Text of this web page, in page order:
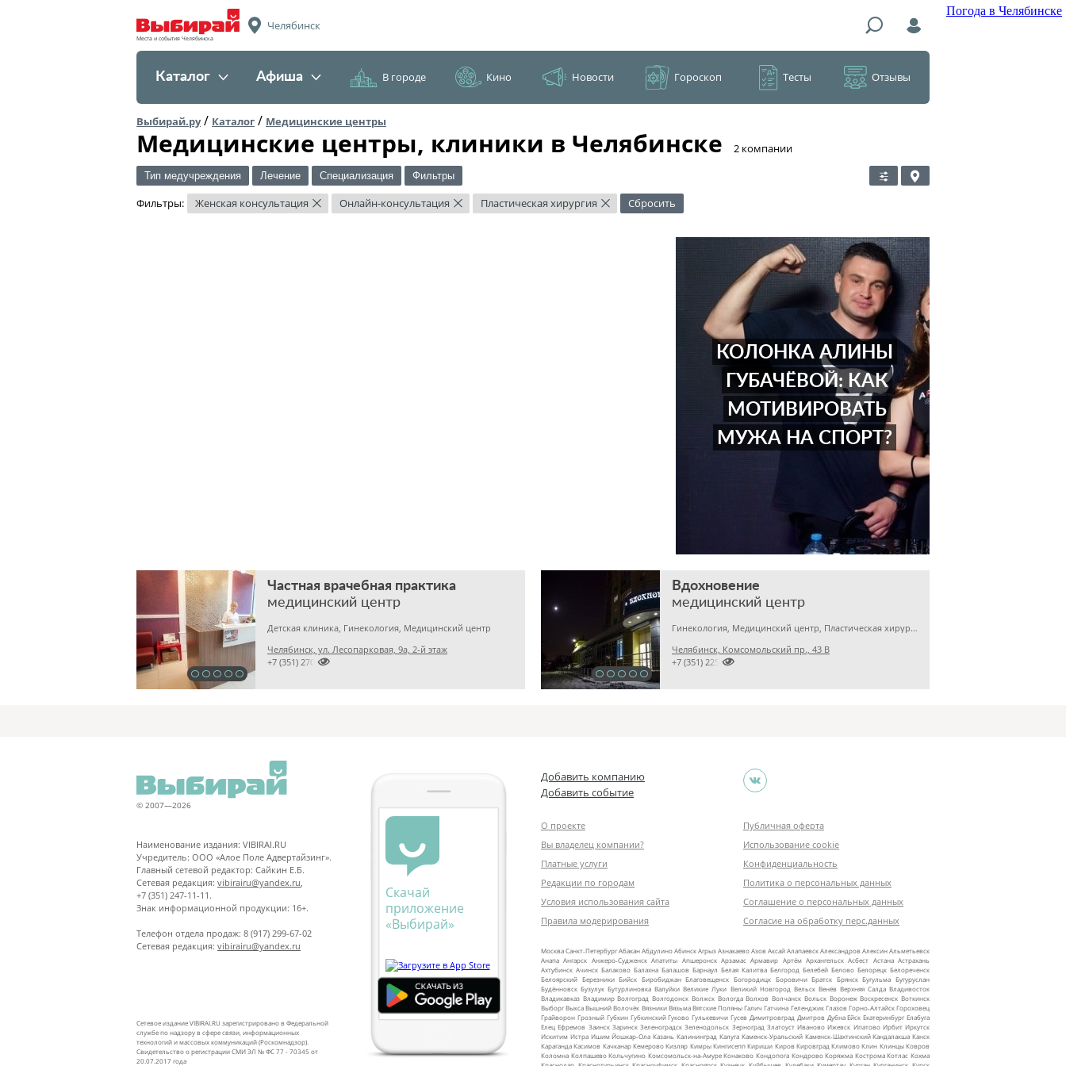
Погода в Челябинске
Места и события Челябинска
Челябинск
Каталог Афиша В городе Кино Новости Гороскоп Тесты Отзывы
Выбирай.ру/ Каталог / Медицинские центры
Медицинские центры, клиники в Челябинске ​2 компании
Тип медучреждения Лечение Специализация Фильтры
Фильтры: Женская консультация × Онлайн-консультация × Пластическая хирургия × Сбросить
КОЛОНКА АЛИНЫ
ГУБАЧЁВОЙ: КАК
МОТИВИРОВАТЬ
МУЖА НА СПОРТ?
Частная врачебная практика
медицинский центр
Детская клиника, Гинекология, Медицинский центр
Челябинск, ул. Лесопарковая, 9а, 2-й этаж

+7 (351) 2700560
Вдохновение
медицинский центр
Гинекология, Медицинский центр, Пластическая хирургия
Челябинск, Комсомольский пр., 43 В

+7 (351) 2253029
© 2007—2026
Наименование издания: VIBIRAI.RU
Учредитель: ООО «Алое Поле Адвертайзинг».
Главный сетевой редактор: Сайкин Е.Б.
Сетевая редакция: vibirairu@yandex.ru
+7 (351) 247-11-11.
Знак информационной продукции: 16+.
Телефон отдела продаж: 8 (917) 299-67-02
Сетевая редакция: vibirairu@yandex.ru
Сетевое издание VIBIRAI.RU зарегистрировано в Федеральной
службе по надзору в сфере связи, информационных
технологий и массовых коммуникаций (Роскомнадзор).
Свидетельство о регистрации СМИ ЭЛ № ФС 77 - 70345 от
20.07.2017 года
Скачай
приложение
«Выбирай»
Добавить компанию
Добавить событие
О проекте
Вы владелец компании?
Платные услуги
Редакции по городам
Условия использования сайта
Правила модерирования
Публичная оферта
Использование cookie
Конфиденциальность
Политика о персональных данных
Соглашение о персональных данных
Согласие на обработку перс.данных
МоскваСанкт‑ПетербургАбаканАбдулиноАбинскАгрызАзнакаевоАзовАксайАлапаевскАлександровАлексинАльметьевск
Анапа Ангарск Анжеро‑Судженск Апатиты Апшеронск Арзамас Армавир Артём Архангельск Асбест Астана Астрахань
Ахтубинск Ачинск Балаково Балахна Балашов Барнаул Белая Калитва Белгород Белебей Белово Белорецк Белореченск
Белоярский Березники Бийск Биробиджан Благовещенск Богородицк Боровичи Братск Брянск Бугульма Бугуруслан
Будённовск Бузулук Бутурлиновка Валуйки Великие Луки Великий Новгород Вельск Венёв Верхняя Салда Владивосток
Владикавказ Владимир Волгоград Волгодонск Волжск Вологда Волхов Волчанск Вольск Воронеж Воскресенск Воткинск
ВыборгВыкса Вышний Волочёк Вязники Вязьма Вятские Поляны Галич Гатчина Геленджик Глазов Горно‑АлтайскГороховец
Грайворон Грозный Губкин Губкинский Гуково Гулькевичи Гусев Димитровград Дмитров Дубна Ейск Екатеринбург Елабуга
Елец Ефремов Заинск Заринск Зеленоградск Зеленодольск Зерноград Златоуст Иваново Ижевск Ипатово Ирбит Иркутск
Искитим Истра Ишим Йошкар‑Ола Казань Калининград Калуга Каменск‑Уральский Каменск‑Шахтинский Кандалакша Канск
Караганда Касимов Качканар Кемерово Кизляр Кимры Кингисепп Кириши Киров Кировград Климово Клин Клинцы Ковров
Коломна Колпашево Кольчугино Комсомольск‑на‑Амуре Конаково Кондопога Кондрово Коряжма Кострома Котлас Кохма